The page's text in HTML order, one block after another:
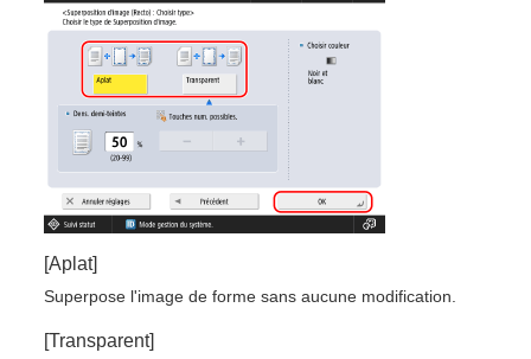
[Aplat]
Superpose l'image de forme sans aucune modification.
[Transparent]